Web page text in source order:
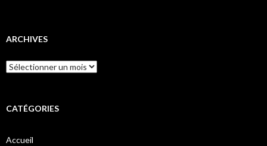
ARCHIVES
Archives
CATÉGORIES
Accueil